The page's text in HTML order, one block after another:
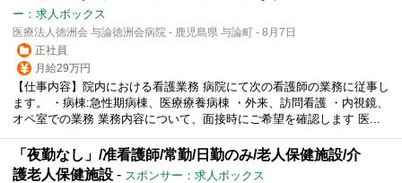
ー：求人ボックス
医療法人徳洲会 与論徳洲会病院 - 鹿児島県 与論町 - 8月7日
正社員
月給29万円
【仕事内容】院内における看護業務 病院にて次の看護師の業務に従事し
ます。 ・病棟:急性期病棟、医療療養病棟 ・外来、訪問看護 ・内視鏡、
オペ室での業務 業務内容について、面接時にご希望を確認します 医...
「夜勤なし」/准看護師/常勤/日勤のみ/老人保健施設/介
護老人保健施設 - スポンサー：求人ボックス